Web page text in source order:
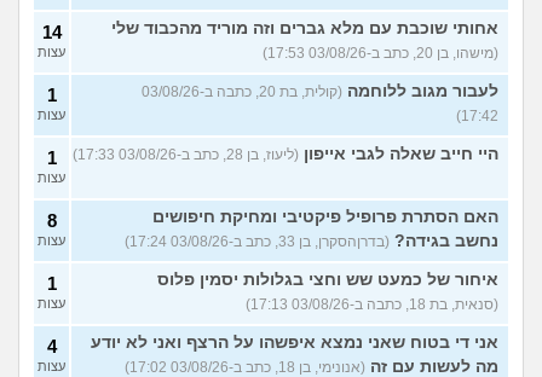
אחותי שוכבת עם מלא גברים וזה מוריד מהכבוד שלי
(מישהו, בן 20, כתב ב-03/08/26 17:53)
14
עצות
לעבור מגוב ללוחמה
(קולית, בת 20, כתבה ב-03/08/26
17:42)
1
עצות
היי חייב שאלה לגבי אייפון (ליעוז, בן 28, כתב ב-03/08/26 17:33) 1
עצות
האם הסתרת פרופיל פיקטיבי ומחיקת חיפושים
נחשב בגידה? (בדרןהסקרן, בן 33, כתב ב-03/08/26 17:24)
8
עצות
איחור של כמעט שש וחצי בגלולות יסמין פלוס
(סנאית, בת 18, כתבה ב-03/08/26 17:13)
1
עצות
אני די בטוח שאני נמצא איפשהו על הרצף ואני לא יודע
מה לעשות עם זה (אנונימי, בן 18, כתב ב-03/08/26 17:02)
4
עצות